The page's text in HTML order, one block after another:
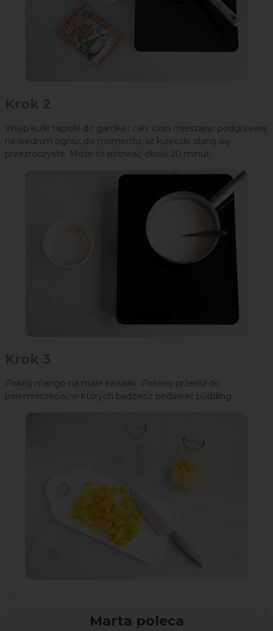
Wsyp kulki tapioki do garnka i cały czas mieszając podgrzewaj
na średnim ogniu, do momentu, aż kuleczki staną się
przezroczyste. Może to potrwać około 20 minut.
Pokrój mango na małe kawałki. Połowę przełóż do
pojemniczków, w których będziesz podawać pudding.
Marta poleca